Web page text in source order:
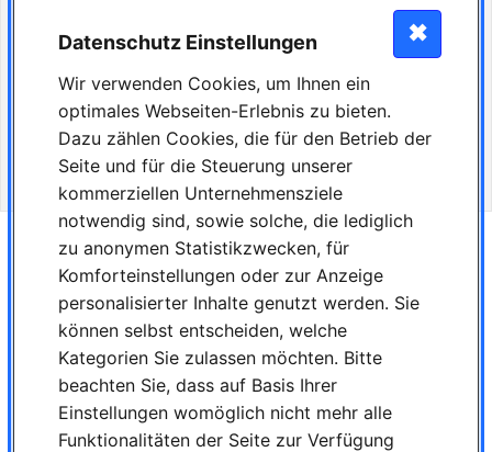
Wenn du engagiert, teamfähig, handwerklich geschickt bist, einen Führerschein
(optional) und Sinn für Ästhetik hast, sende uns eine aussagekräftige Bewerbung
mit Lebenslauf und der letzten beiden Zeugnisse mit einem guten
Realschulabschluss per E-Mail an dresden@schuetz-zahntechnik.de oder per Post
an Schütz Zahntechnik Bethmann GmbH, Betriebstätte Dresden, z. Hd. Frau Voigt,
Bautzner Str. 92, 01099 Dresden
Beachten Sie bitte auch die Datenschutzhinweise für Bewerberinnen und
Bewerber.
Jetzt bewerben
Jetzt bewerben
Schnellbewerbung
zurück zur Suche / Startseite
Datenschutz Einstellungen
Wir verwenden Cookies, um Ihnen ein
optimales Webseiten-Erlebnis zu bieten.
Dazu zählen Cookies, die für den Betrieb der
Seite und für die Steuerung unserer
kommerziellen Unternehmensziele
notwendig sind, sowie solche, die lediglich
zu anonymen Statistikzwecken, für
Komforteinstellungen oder zur Anzeige
personalisierter Inhalte genutzt werden. Sie
können selbst entscheiden, welche
Kategorien Sie zulassen möchten. Bitte
beachten Sie, dass auf Basis Ihrer
Einstellungen womöglich nicht mehr alle
Funktionalitäten der Seite zur Verfügung
✖